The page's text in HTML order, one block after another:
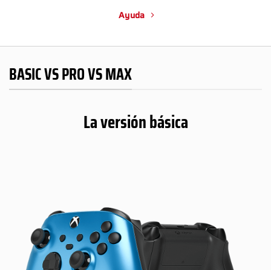
Ayuda
BASIC VS PRO VS MAX
La versión básica